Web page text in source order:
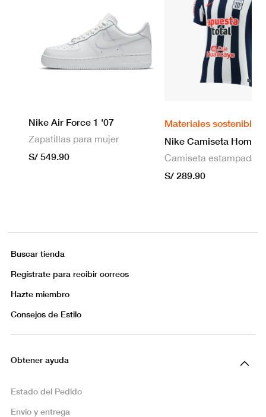
Nike Air Force 1 '07
Zapatillas para mujer
S/ 549.90
Materiales sostenibles
S/ 289.90
Buscar tienda
Regístrate para recibir correos
Hazte miembro
Consejos de Estilo
Obtener ayuda
Estado del Pedido
Envío y entrega